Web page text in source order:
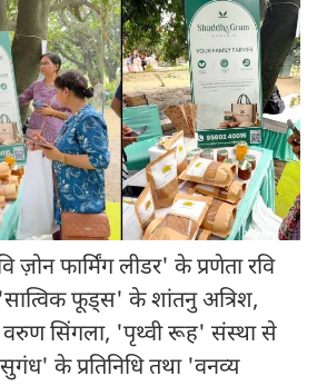
फार्मिंग लीडर' के प्रणेता रवि
'सात्विक फूड्स' के शांतनु अत्रिश,
वरुण सिंगला, 'पृथ्वी रूह' संस्था से
के प्रतिनिधि तथा 'वनव्य